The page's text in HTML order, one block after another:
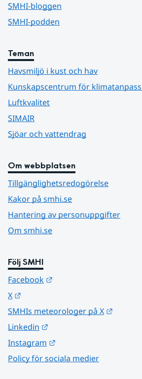
SMHI-bloggen
SMHI-podden
Teman
Havsmiljö i kust och hav
Kunskapscentrum för
Luftkvalitet
SIMAIR
Sjöar och vattendrag
Om webbplatsen
Tillgänglighetsredogörelse
Kakor på smhi.se
Hantering av personuppgifter
Om smhi.se
Följ SMHI
Facebook
X
SMHIs meteorologer på X
Linkedin
Instagram
Policy för sociala medier